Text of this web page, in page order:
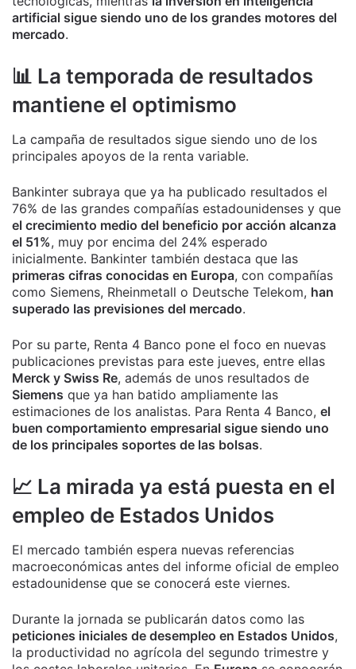
artificial sigue siendo uno de los grandes motores del
mercado.
📊 La temporada de resultados
mantiene el optimismo
La campaña de resultados sigue siendo uno de los
principales apoyos de la renta variable.
Bankinter subraya que ya ha publicado resultados el
76% de las grandes compañías estadounidenses y que
el crecimiento medio del beneficio por acción alcanza
el 51%, muy por encima del 24% esperado
inicialmente. Bankinter también destaca que las
primeras cifras conocidas en Europa, con compañías
como Siemens, Rheinmetall o Deutsche Telekom, han
superado las previsiones del mercado.
Por su parte, Renta 4 Banco pone el foco en nuevas
publicaciones previstas para este jueves, entre ellas
Merck y Swiss Re, además de unos resultados de
Siemens que ya han batido ampliamente las
estimaciones de los analistas. Para Renta 4 Banco, el
buen comportamiento empresarial sigue siendo uno
de los principales soportes de las bolsas.
📈 La mirada ya está puesta en el
empleo de Estados Unidos
El mercado también espera nuevas referencias
macroeconómicas antes del informe oficial de empleo
estadounidense que se conocerá este viernes.
Durante la jornada se publicarán datos como las
peticiones iniciales de desempleo en Estados Unidos,
la productividad no agrícola del segundo trimestre y